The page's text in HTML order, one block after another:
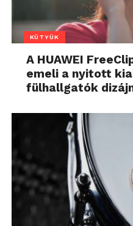
KÜTYÜK
A HUAWEI
emeli a nyitott
fülhallgatók